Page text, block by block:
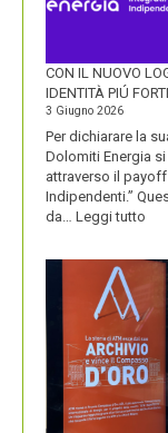
CON IL NUOVO
IDENTITÀ PIÚ
3 Giugno 2026
Per dichiarare la
Dolomiti Energia
attraverso il payoff
Indipendenti.”
da… Leggi tutto
LA